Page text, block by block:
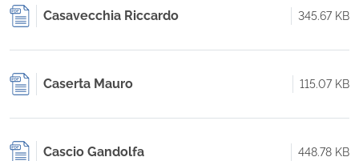
Casavecchia Riccardo 345.67 KB
Caserta Mauro 115.07 KB
Cascio Gandolfa 448.78 KB